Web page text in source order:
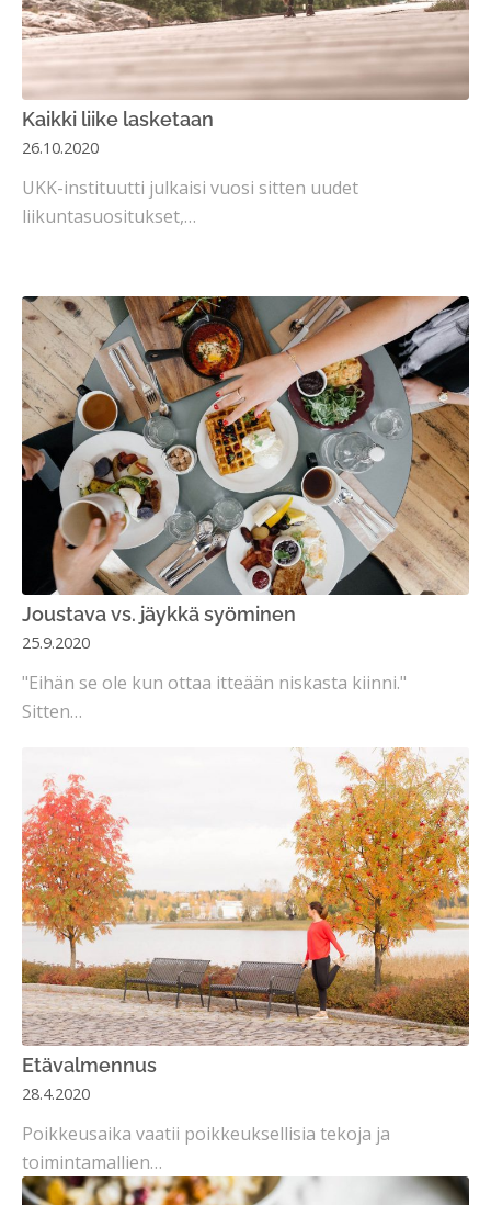
Kaikki liike lasketaan
26.10.2020
UKK-instituutti julkaisi vuosi sitten uudet
liikuntasuositukset,…
Joustava vs. jäykkä syöminen
25.9.2020
"Eihän se ole kun ottaa itteään niskasta kiinni."
Sitten…
Etävalmennus
28.4.2020
Poikkeusaika vaatii poikkeuksellisia tekoja ja
toimintamallien…